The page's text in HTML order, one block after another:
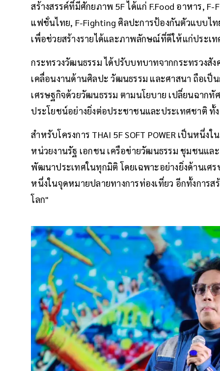
สร้างสรรค์ที่มีศักยภาพ 5F ได้แก่ F.Food อาหาร,
แฟชั่นไทย, F-Fighting ศิลปะการป้องกันตัวแบบไ
เพื่อช่วยสร้างรายได้และภาพลักษณ์ที่ดีให้แก่ประเ
กระทรวงวัฒนธรรม ได้ปรับบทบาทจากกระทรวงสั
เคลื่อนงานด้านศิลปะ วัฒนธรรม และศาสนา ถือเป็
เศรษฐกิจด้วยวัฒนธรรม ตามนโยบาย เปลี่ยนฉาก
ประโยชน์อย่างยิ่งต่อประชาชนและประเทศชาติ ทั้
สำหรับโครงการ THAI 5F SOFT POWER เป็นหนึ่
หน่วยงานรัฐ เอกชน เครือข่ายวัฒนธรรม ชุมชนแ
พัฒนาประเทศในทุกมิติ โดยเฉพาะอย่างยิ่งด้านเศ
หนึ่งในจุดหมายปลายทางการท่องเที่ยว อีกทั้งการ
โลก"